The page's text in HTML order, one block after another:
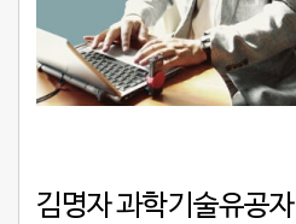
김명자 과학기술유공자